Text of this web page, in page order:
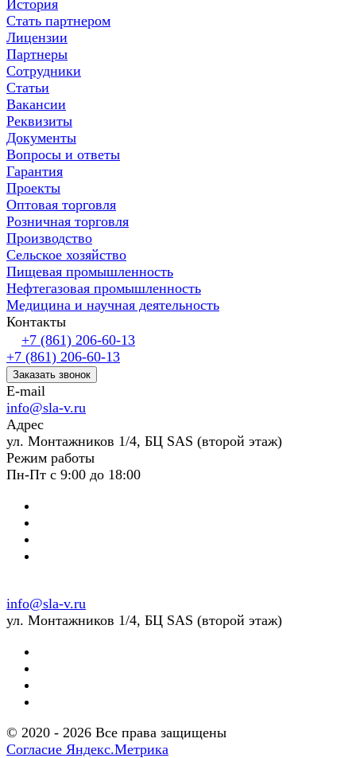
История
Стать партнером
Лицензии
Партнеры
Сотрудники
Статьи
Вакансии
Реквизиты
Документы
Вопросы и ответы
Гарантия
Проекты
Оптовая торговля
Розничная торговля
Производство
Сельское хозяйство
Пищевая промышленность
Нефтегазовая промышленность
Медицина и научная деятельность
Контакты
+7 (861) 206-60-13
+7 (861) 206-60-13
Заказать звонок
E-mail
info@sla-v.ru
Адрес
ул. Монтажников 1/4, БЦ SAS (второй этаж)
Режим работы
Пн-Пт с 9:00 до 18:00
info@sla-v.ru
ул. Монтажников 1/4, БЦ SAS (второй этаж)
© 2020 - 2026 Все права защищены
Согласие Яндекс.Метрика